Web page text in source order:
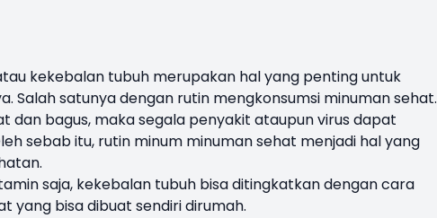
kekebalan tubuh merupakan hal yang penting untuk
Salah satunya dengan rutin mengkonsumsi minuman sehat.
dan bagus, maka segala penyakit ataupun virus dapat
sebab itu, rutin minum minuman sehat menjadi hal yang
saja, kekebalan tubuh bisa ditingkatkan dengan cara
yang bisa dibuat sendiri dirumah.